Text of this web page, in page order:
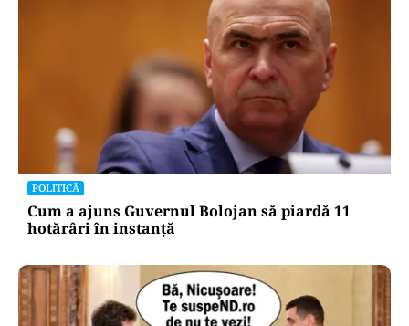
ACTUALITATE
Retter, gata cu 7 luni înainte de termen pe A0
Nord. Care este situația reală a descărcărilor